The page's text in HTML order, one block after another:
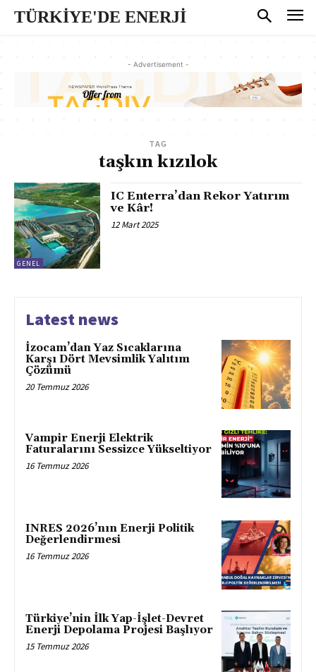
TÜRKİYE'DE ENERJİ
- Advertisement -
TAG
taşkın kızılok
GENEL
IC Enterra’dan Rekor Yatırım
ve Kâr!
12 Mart 2025
Latest news
İzocam’dan Yaz Sıcaklarına
Karşı Dört Mevsimlik Yalıtım
Çözümü
20 Temmuz 2026
Vampir Enerji Elektrik
Faturalarını Sessizce Yükseltiyor
16 Temmuz 2026
INRES 2026’nın Enerji Politik
Değerlendirmesi
16 Temmuz 2026
Türkiye’nin İlk Yap-İşlet-Devret
Enerji Depolama Projesi Başlıyor
15 Temmuz 2026